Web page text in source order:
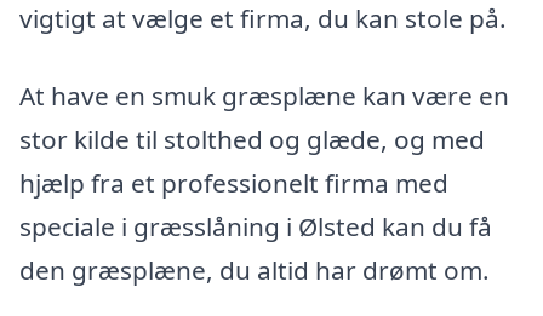
vigtigt at vælge et firma, du kan stole på.
At have en smuk græsplæne kan være en
stor kilde til stolthed og glæde, og med
hjælp fra et professionelt firma med
speciale i græsslåning i Ølsted kan du få
den græsplæne, du altid har drømt om.